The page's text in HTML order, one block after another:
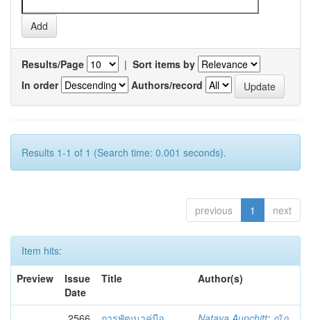
Results/Page | Sort items by
In order
Authors/record
Results 1-1 of 1 (Search time: 0.001 seconds).
previous 1 next
Item hits:
Preview
Issue
Date
Title Author(s)